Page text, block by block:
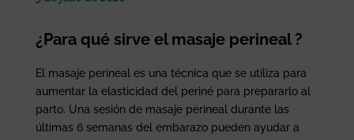
¿Para qué sirve el masaje perineal ?
El masaje perineal es una técnica que se utiliza para
aumentar la elasticidad del periné para prepararlo al
parto. Una sesión de masaje perineal durante las
últimas 6 semanas del embarazo pueden ayudar a